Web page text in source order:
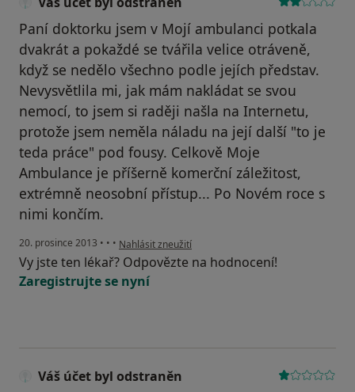
Paní doktorku jsem v Mojí ambulanci potkala
dvakrát a pokaždé se tvářila velice otráveně,
když se nedělo všechno podle jejích představ.
Nevysvětlila mi, jak mám nakládat se svou
nemocí, to jsem si raději našla na Internetu,
protože jsem neměla náladu na její další "to je
teda práce" pod fousy. Celkově Moje
Ambulance je příšerně komerční záležitost,
extrémně neosobní přístup... Po Novém roce s
nimi končím.
20. prosince 2013 • • • podle názoru uživatele Váš účet byl odstraněn
Nahlásit zneužití
Vy jste ten lékař? Odpovězte na hodnocení!
Zaregistrujte se nyní
Váš účet byl odstraněn